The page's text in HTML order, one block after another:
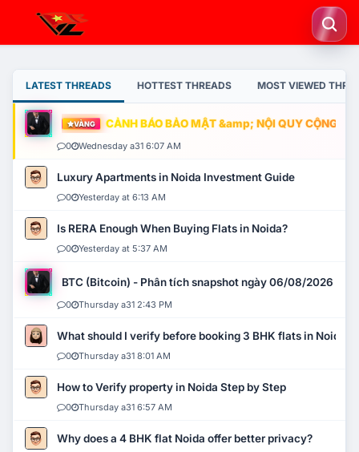
LATEST THREADS HOTTEST THREADS MOST VIEWED
VÀNG CẢNH BÁO BẢO MẬT &amp; NỘI QUY CỘNG
0 Wednesday a31 6:07 AM
Luxury Apartments in Noida Investment Guide
0 Yesterday at 6:13 AM
Is RERA Enough When Buying Flats in Noida?
0 Yesterday at 5:37 AM
BTC (Bitcoin) - Phân tích snapshot ngày 06/08/2026
0 Thursday a31 2:43 PM
What should I verify before booking 3 BHK flats in Noida?
0 Thursday a31 8:01 AM
How to Verify property in Noida Step by Step
0 Thursday a31 6:57 AM
Why does a 4 BHK flat Noida offer better privacy?